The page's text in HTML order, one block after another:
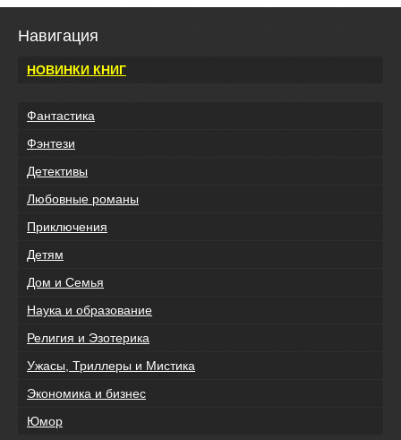
Навигация
НОВИНКИ КНИГ
Фантастика
Фэнтези
Детективы
Любовные романы
Приключения
Детям
Дом и Семья
Наука и образование
Религия и Эзотерика
Ужасы, Триллеры и Мистика
Экономика и бизнес
Юмор